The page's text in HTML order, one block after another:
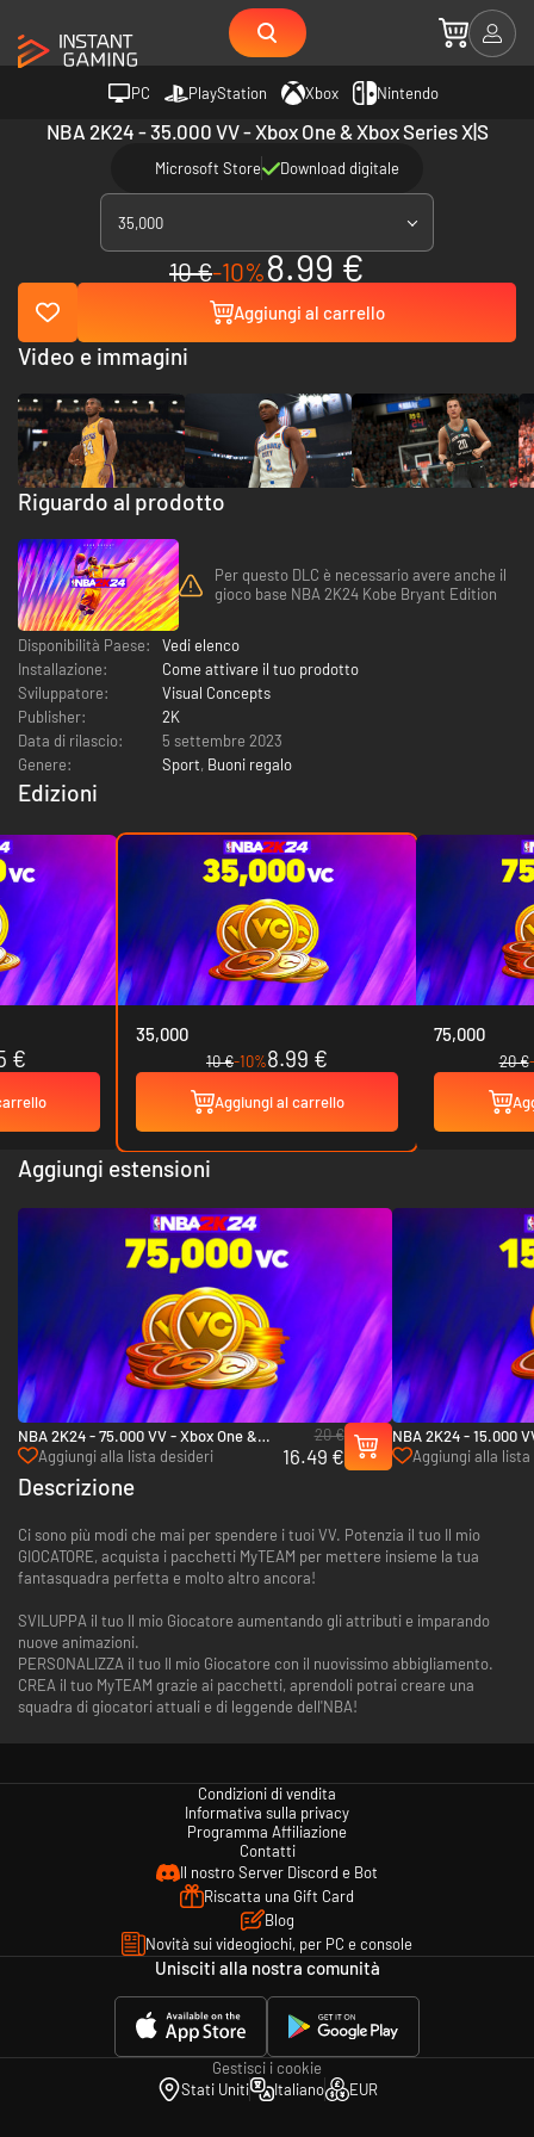
PC PlayStation Xbox Nintendo
NBA 2K24 - 35.000 VV - Xbox One & Xbox Series X|S
Microsoft Store Download digitale
35,000
10 €-10%8.99 €
Aggiungi al carrello
Riguardo al prodotto
Per questo DLC è necessario avere anche il
gioco base NBA 2K24 Kobe Bryant Edition
Disponibilità Paese:
Vedi elenco
Installazione:
Come attivare il tuo prodotto
Sviluppatore:
Visual Concepts
Publisher:
2K
Data di rilascio:
5 settembre 2023
Genere:
Sport, Buoni regalo
Edizioni
€
35,000
10 €-10%8.99 €
Aggiungi al carrello
75,000
20 €
Aggiungi estensioni
NBA 2K24 - 75.000 VV - Xbox One &
Xbox Series X|S
Aggiungi alla lista desideri
20 €
16.49 €
NBA 2K24 - 15.000
Xbox Series X|S
Aggiungi alla lista
Video e immagini
Descrizione
Ci sono più modi che mai per spendere i tuoi VV. Potenzia il tuo Il mio
GIOCATORE, acquista i pacchetti MyTEAM per mettere insieme la tua
fantasquadra perfetta e molto altro ancora!
SVILUPPA il tuo Il mio Giocatore aumentando gli attributi e imparando
nuove animazioni.
PERSONALIZZA il tuo Il mio Giocatore con il nuovissimo abbigliamento.
CREA il tuo MyTEAM grazie ai pacchetti, aprendoli potrai creare una
squadra di giocatori attuali e di leggende dell'NBA!
Condizioni di vendita
Informativa sulla privacy
Programma Affiliazione
Contatti
Il nostro Server Discord e Bot
Riscatta una Gift Card
Blog
Novità sui videogiochi, per PC e console
Unisciti alla nostra comunità
Gestisci i cookie
Stati Uniti
Italiano EUR